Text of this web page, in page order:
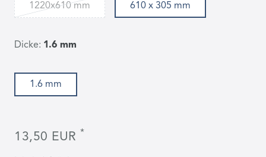
1220x610 mm 610 x 305 mm
Dicke: 1.6 mm
1.6 mm
13,50 EUR *